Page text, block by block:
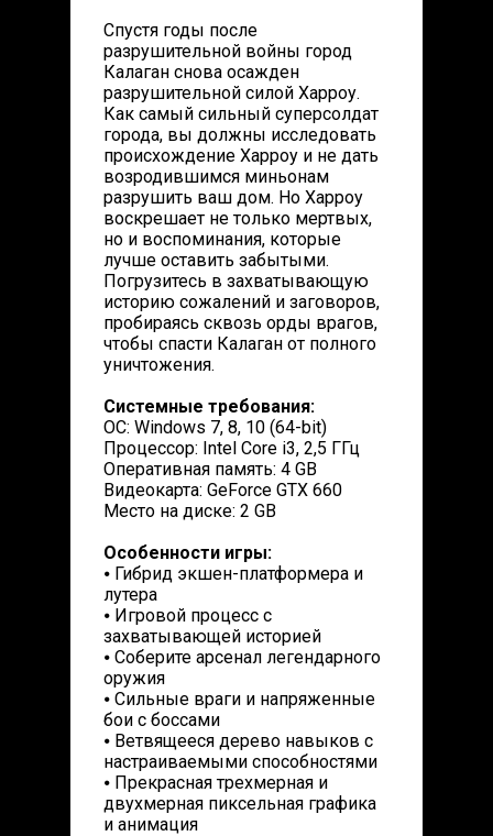
Спустя годы после
разрушительной войны город
Калаган снова осажден
разрушительной силой Харроу.
Как самый сильный суперсолдат
города, вы должны исследовать
происхождение Харроу и не дать
возродившимся миньонам
разрушить ваш дом. Но Харроу
воскрешает не только мертвых,
но и воспоминания, которые
лучше оставить забытыми.
Погрузитесь в захватывающую
историю сожалений и заговоров,
пробираясь сквозь орды врагов,
чтобы спасти Калаган от полного
уничтожения.
Системные требования:
ОС: Windows 7, 8, 10 (64-bit)
Процессор: Intel Core i3, 2,5 ГГц
Оперативная память: 4 GB
Видеокарта: GeForce GTX 660
Место на диске: 2 GB
Особенности игры:
⦁ Гибрид экшен-платформера и
лутера
⦁ Игровой процесс с
захватывающей историей
⦁ Соберите арсенал легендарного
оружия
⦁ Сильные враги и напряженные
бои с боссами
⦁ Ветвящееся дерево навыков с
настраиваемыми способностями
⦁ Прекрасная трехмерная и
двухмерная пиксельная графика
и анимация